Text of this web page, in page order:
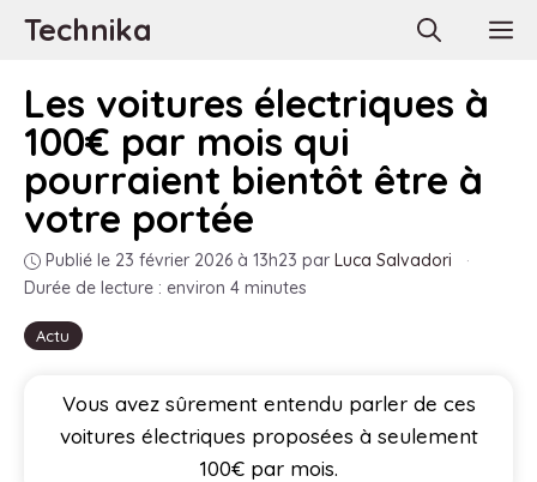
AllerTechnika
Actu
Les voitures électriques à
100€ par mois qui
pourraient bientôt être à
votre portée
Publié le 23 février 2026 à 13h23 par Luca Salvadori
·
Durée de lecture : environ 4 minutes
Vous avez sûrement entendu parler de ces
voitures électriques proposées à seulement
100€ par mois.